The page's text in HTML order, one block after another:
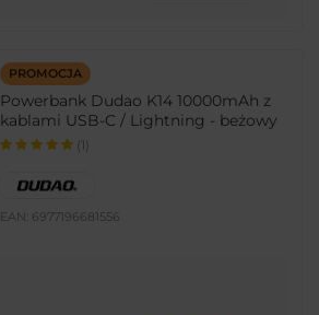
PROMOCJA
Powerbank Dudao K14 10000mAh z
kablami USB-C / Lightning - beżowy
(1)
EAN: 6977196681556